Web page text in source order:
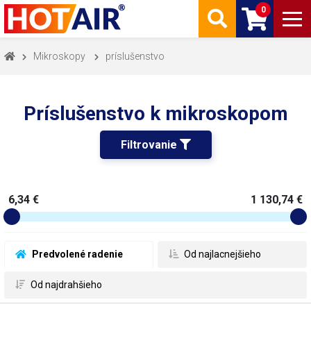
0
Mikroskopy príslušenstvo
Príslušenstvo k mikroskopom
Filtrovanie
Predvolené radenie Od najlacnejšieho
Od najdrahšieho
6,34 € 1 130,74 €